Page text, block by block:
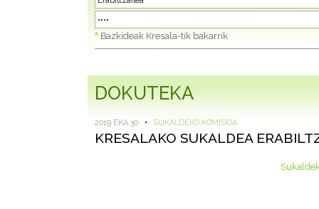
* Bazkideak Kresala-tik bakarrik
DOKUTEKA
2019 EKA 30 • SUKALDEKO KOMISIOA
KRESALAKO SUKALDEA